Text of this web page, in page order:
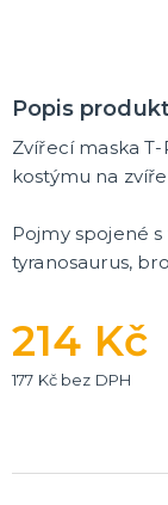
Popis
Zvířecí maska
kostýmu na
Pojmy spojené
tyranosaurus,
214 Kč
177 Kč bez DPH